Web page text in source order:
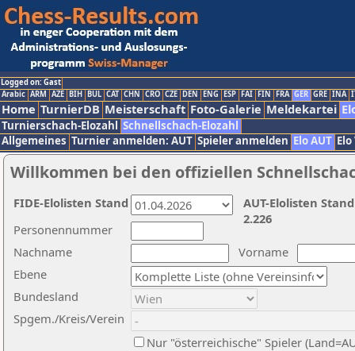
Logged on: Gast
Arabic ARM AZE BIH BUL CAT CHN CRO CZE DEN ENG ESP FAI FIN FRA GER GRE INA
Home TurnierDB Meisterschaft Foto-Galerie Meldekartei
Turnierschach-Elozahl Schnellschach-Elozahl
Allgemeines Turnier anmelden: AUT Spieler anmelden Elo AUT
Willkommen bei den offiziellen
Nachname
Vorname
Ebene
Personennummer
Bundesland
Spgem./Kreis/Verein
Nur "österreichische" Spieler
AUT-Elolisten
2.226
FIDE-Elolisten Stand